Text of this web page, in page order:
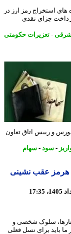
رمز ارز در
جزای نقدی
-تعزیرات حکومتی
رییس اتاق تعاون
- سود -سهام
عقب نشینی
سلوک شخصی و
برای نسل فعلی